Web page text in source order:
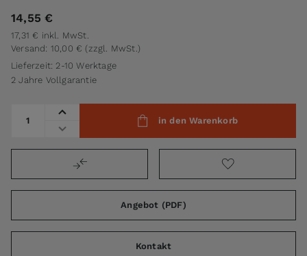
14,55 €
17,31 € inkl. MwSt.
Versand: 10,00 € (zzgl. MwSt.)
Lieferzeit: 2-10 Werktage
2 Jahre Vollgarantie
in den Warenkorb
Angebot (PDF)
Kontakt